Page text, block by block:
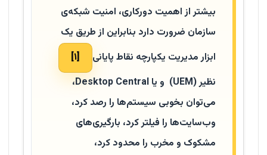
بیشتر از اهمیت دورکاری، امنیت شبکه‌ی
سازمان ضرورت دارد بنابراین از طریق یک
ابزار مدیریت یکپارچه نقاط پایانی
[۱]
نظیر (UEM) و یا Desktop Central،
می‌توان بخوبی سیستم‌ها را رصد کرد،
وب‌سایت‌ها را فیلتر کرد، بارگیری‌های
مشکوک و مخرب را محدود کرد،